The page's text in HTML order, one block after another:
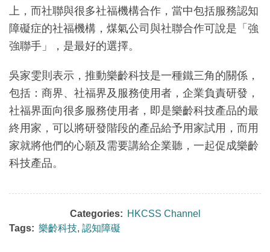
上，而社聯與很多社福機構合作，當中包括服務認知
障礙症的社福機構，煤氣公司與社聯合作可說是「強
強聯手」，是最好的選擇。
吳家雯則表示，推動樂齡科技是一種鐵三角的關係，
包括：商界、社福界及服務使用者，企業負責研發，
社福界面向很多服務使用者，即是樂齡科技產品的最
終用家，可以將研發階段的產品給予用家試用，而用
家就將他們的心願及需要講給企業聽，一起促成樂齡
科技產品。
Categories: HKCSS Channel
Tags: 樂齡科技, 認知障礙